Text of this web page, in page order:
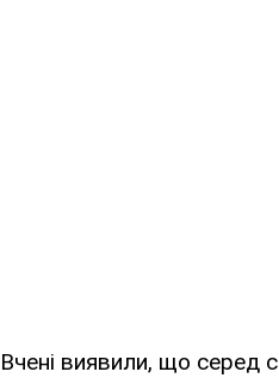
Вчені виявили, що серед